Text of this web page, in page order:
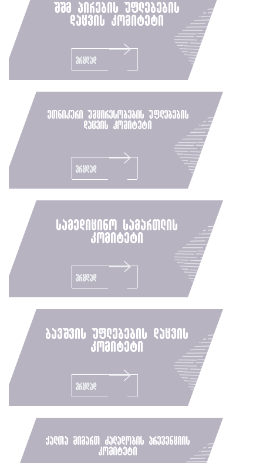
შშმ პირების უფლებების
დაცვის კომიტეტი
ვრცლად
ეთნიკური უმცირესობების უფლებების
დაცვის კომიტეტი
ვრცლად
სამედიცინო სამართლის
კომიტეტი
ვრცლად
ბავშვის უფლებების დაცვის
კომიტეტი
ვრცლად
ქალთა მიმართ ძალადობის პრევენციის
კომიტეტი